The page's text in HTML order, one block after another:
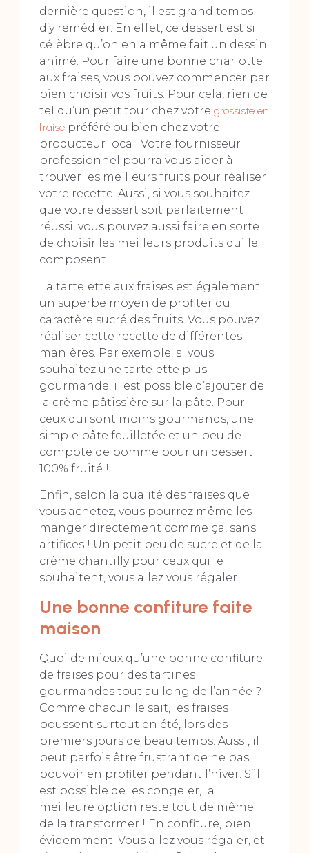
dernière question, il est grand temps
d’y remédier. En effet, ce dessert est si
célèbre qu’on en a même fait un dessin
animé. Pour faire une bonne charlotte
aux fraises, vous pouvez commencer par
bien choisir vos fruits. Pour cela, rien de
tel qu’un petit tour chez votre grossiste en
fraisepréféré ou bien chez votre
producteur local. Votre fournisseur
professionnel pourra vous aider à
trouver les meilleurs fruits pour réaliser
votre recette. Aussi, si vous souhaitez
que votre dessert soit parfaitement
réussi, vous pouvez aussi faire en sorte
de choisir les meilleurs produits qui le
composent.
La tartelette aux fraises est également
un superbe moyen de profiter du
caractère sucré des fruits. Vous pouvez
réaliser cette recette de différentes
manières. Par exemple, si vous
souhaitez une tartelette plus
gourmande, il est possible d’ajouter de
la crème pâtissière sur la pâte. Pour
ceux qui sont moins gourmands, une
simple pâte feuilletée et un peu de
compote de pomme pour un dessert
100% fruité !
Enfin, selon la qualité des fraises que
vous achetez, vous pourrez même les
manger directement comme ça, sans
artifices ! Un petit peu de sucre et de la
crème chantilly pour ceux qui le
souhaitent, vous allez vous régaler.
Une bonne confiture faite
maison
Quoi de mieux qu’une bonne confiture
de fraises pour des tartines
gourmandes tout au long de l’année ?
Comme chacun le sait, les fraises
poussent surtout en été, lors des
premiers jours de beau temps. Aussi, il
peut parfois être frustrant de ne pas
pouvoir en profiter pendant l’hiver. S’il
est possible de les congeler, la
meilleure option reste tout de même
de la transformer ! En confiture, bien
évidemment. Vous allez vous régaler, et